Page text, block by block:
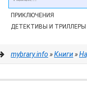
ПРИКЛЮЧЕНИЯ
ДЕТЕКТИВЫ И ТРИЛЛЕРЫ
mybrary.info »Книги»